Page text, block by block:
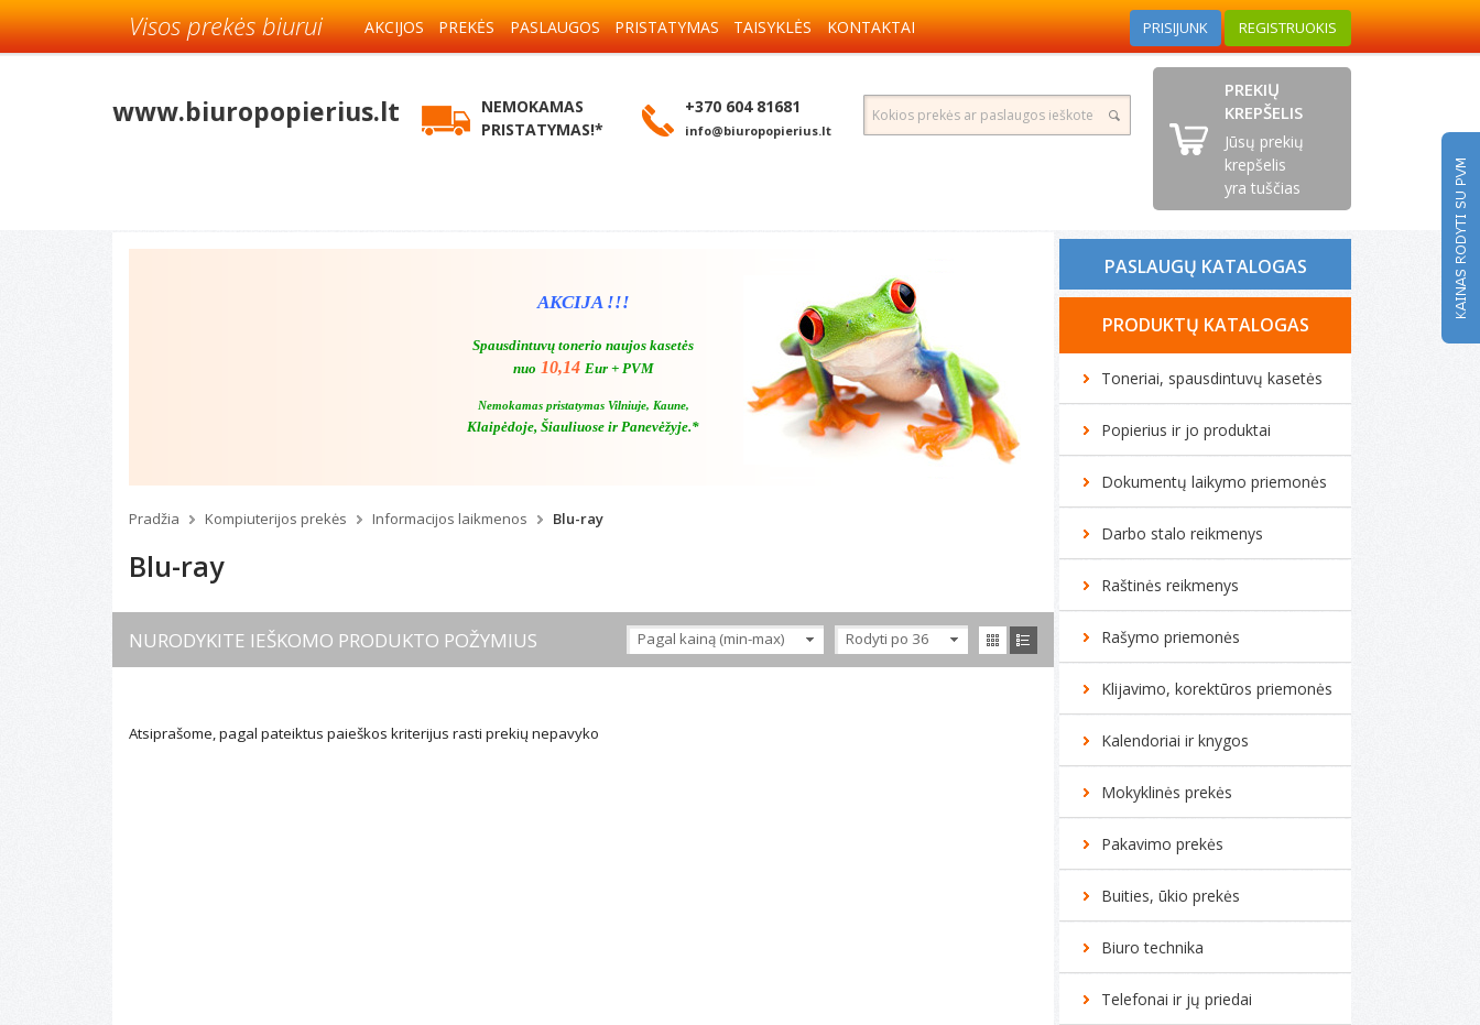
Visos prekės biurui AKCIJOS PREKĖS PASLAUGOS PRISTATYMAS TAISYKLĖS KONTAKTAI PRISIJUNK REGISTRUOKIS
www.biuropopierius.lt
NEMOKAMAS
PRISTATYMAS!*
+370 604 81681
info@biuropopierius.lt
PREKIŲ
KREPŠELIS
Jūsų prekių
krepšelis
yra tuščias
AKCIJA !!!
Spausdintuvų tonerio naujos kasetės
nuo 10,14 Eur + PVM
Nemokamas pristatymas Vilniuje, Kaune,
Klaipėdoje, Šiauliuose ir Panevėžyje.*
Pradžia Kompiuterijos prekės Informacijos laikmenos Blu-ray
Blu-ray
NURODYKITE IEŠKOMO PRODUKTO POŽYMIUS Pagal kainą (min-max) Rodyti po 36
Atsiprašome, pagal pateiktus paieškos kriterijus rasti prekių nepavyko
PASLAUGŲ KATALOGAS
Tonerio kasečių pildymas
Spausdintuvų remontas
Biuro technikos remontas
Kompiuterių remontas
PRODUKTŲ KATALOGAS
Toneriai, spausdintuvų kasetės
Popierius ir jo produktai
Dokumentų laikymo priemonės
Darbo stalo reikmenys
Raštinės reikmenys
Rašymo priemonės
Klijavimo, korektūros priemonės
Kalendoriai ir knygos
Mokyklinės prekės
Pakavimo prekės
Buities, ūkio prekės
Biuro technika
Telefonai ir jų priedai